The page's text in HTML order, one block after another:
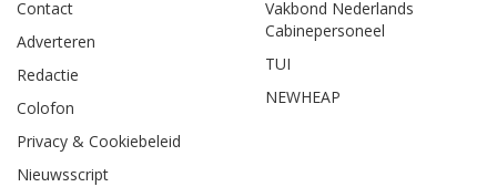
Contact
Adverteren
Redactie
Colofon
Privacy & Cookiebeleid
Nieuwsscript
Vakbond Nederlands
Cabinepersoneel
TUI
NEWHEAP